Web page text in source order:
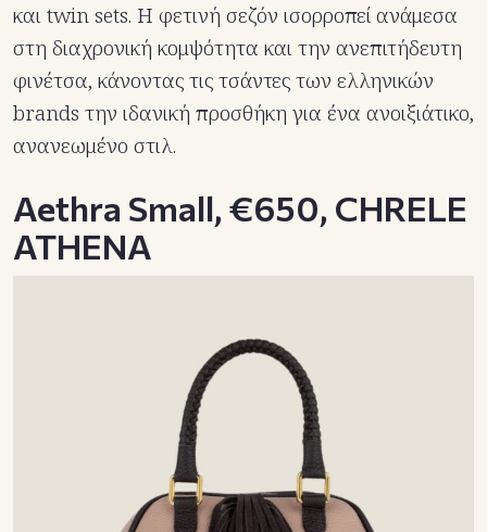
και twin sets. Η φετινή σεζόν ισορροπεί ανάμεσα
στη διαχρονική κομψότητα και την ανεπιτήδευτη
φινέτσα, κάνοντας τις τσάντες των ελληνικών
brands την ιδανική προσθήκη για ένα ανοιξιάτικο,
ανανεωμένο στιλ.
Aethra Small, €650, CHRELE
ATHENA